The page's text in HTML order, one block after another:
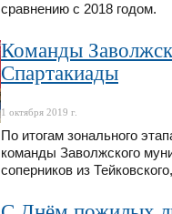
сравнению с 2018 годом.
Команды
Спартакиады
1 октября 2019 г.
По итогам зонального
команды Заволжского
соперников из